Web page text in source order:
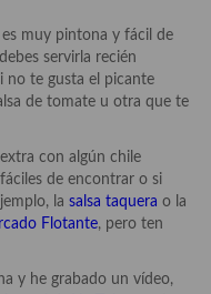
muy pintona y fácil de
servirla recién
no te gusta el picante
de tomate u otra que te
con algún chile
de encontrar o si
la salsa taquera o la
Flotante, pero ten
y he grabado un vídeo,